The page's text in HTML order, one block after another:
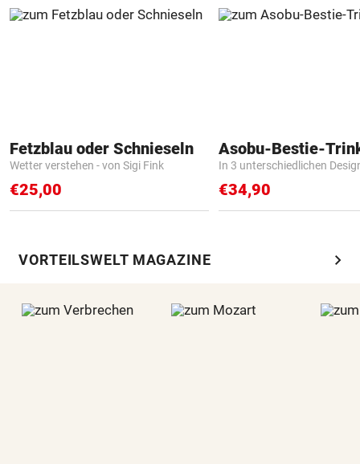
Fetzblau oder Schnieseln
Wetter verstehen - von Sigi Fink
€25,00
Asobu-Bestie-
In 3 unterschiedlichen
€34,90
VORTEILSWELT MAGAZINE chevron_right